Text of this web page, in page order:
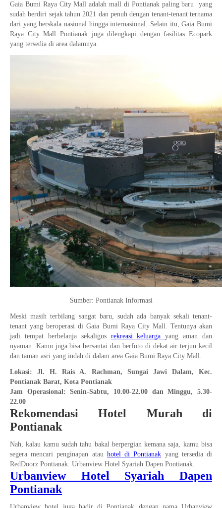
Gaia Bumi Raya City Mall adalah mall di Pontianak paling baru yang
sudah berdiri sejak tahun 2021 dan penuh dengan tenant-tenant ternama
dari yang berskala nasional hingga internasional. Selain itu, Gaia Bumi
Raya City Mall Pontianak juga dilengkapi dengan fasilitas Ecopark
yang tersedia di area dalamnya.
Sumber: Pontianak Informasi
Meski masih terbilang sangat baru, sudah ada banyak sekali tenant-
tenant yang beroperasi di Gaia Bumi Raya City Mall. Tentunya akan
jadi tempat berbelanja sekaligus rekreasi keluargayang aman dan
nyaman. Kamu juga bisa bersantai dan berfoto di dekat air terjun kecil
dan taman asri yang indah di dalam area Gaia Bumi Raya City Mall.
Lokasi: Jl. H. Rais A. Rachman, Sungai Jawi Dalam, Kec.
Pontianak Barat, Kota Pontianak
Jam Operasional: Senin-Sabtu, 10.00-22.00 dan Minggu, 5.30-
22.00
Rekomendasi Hotel Murah di
Pontianak
Nah, kalau kamu sudah tahu bakal berpergian kemana saja, kamu bisa
segera mencari penginapan atau hotel di Pontianak yang tersedia di
RedDoorz Pontianak. Urbanview Hotel Syariah Dapen Pontianak.
Urbanview Hotel Syariah Dapen
Pontianak